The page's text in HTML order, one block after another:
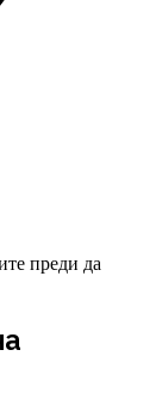
преди да